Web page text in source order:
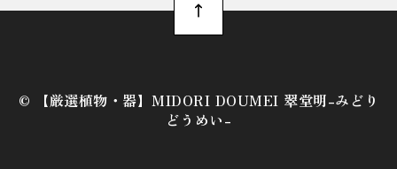
©︎ 【厳選植物・器】MIDORI DOUMEI 翠堂明-みどり
どうめい-